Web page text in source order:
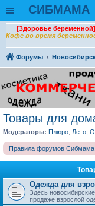
СИБМАМА
[Здоровье беременной]
Кофе во время
Форумы
Товары для
Модераторы: Плюро Лето
Правила форумов Сибмама
Одежда для
Здесь
продаже взрослой